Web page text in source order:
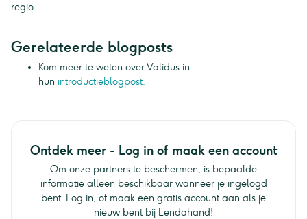
regio.
Gerelateerde blogposts
Kom meer te weten over Validus in
hun introductieblogpost.
Ontdek meer - Log in of maak een account
Om onze partners te beschermen, is bepaalde
informatie alleen beschikbaar wanneer je ingelogd
bent. Log in, of maak een gratis account aan als je
nieuw bent bij Lendahand!